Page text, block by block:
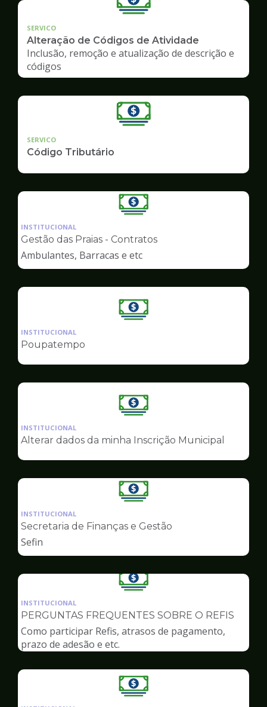
SERVICO
Alteração de Códigos de Atividade
Inclusão, remoção e atualização de descrição e
códigos
SERVICO
Código Tributário
Ilustração
pagina
de
Finanças
INSTITUCIONAL
Gestão das Praias - Contratos
Ambulantes, Barracas e etc
Ilustração
Finanças
INSTITUCIONAL
Poupatempo
Ilustração
pagina
Finanças
INSTITUCIONAL
Alterar dados da minha Inscrição Municipal
Ilustração
pagina
INSTITUCIONAL
Secretaria de Finanças e Gestão
Sefin
Ilustração
pagina
Finanças
INSTITUCIONAL
PERGUNTAS FREQUENTES SOBRE O REFIS
Como participar Refis, atrasos de pagamento,
prazo de adesão e etc.
Ilustração